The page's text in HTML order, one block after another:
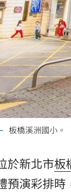
立iNEWS新
拍片人的多
球員齊聚高
想混蛋號召
板橋溪洲國小。
於新北市板
預演彩排時